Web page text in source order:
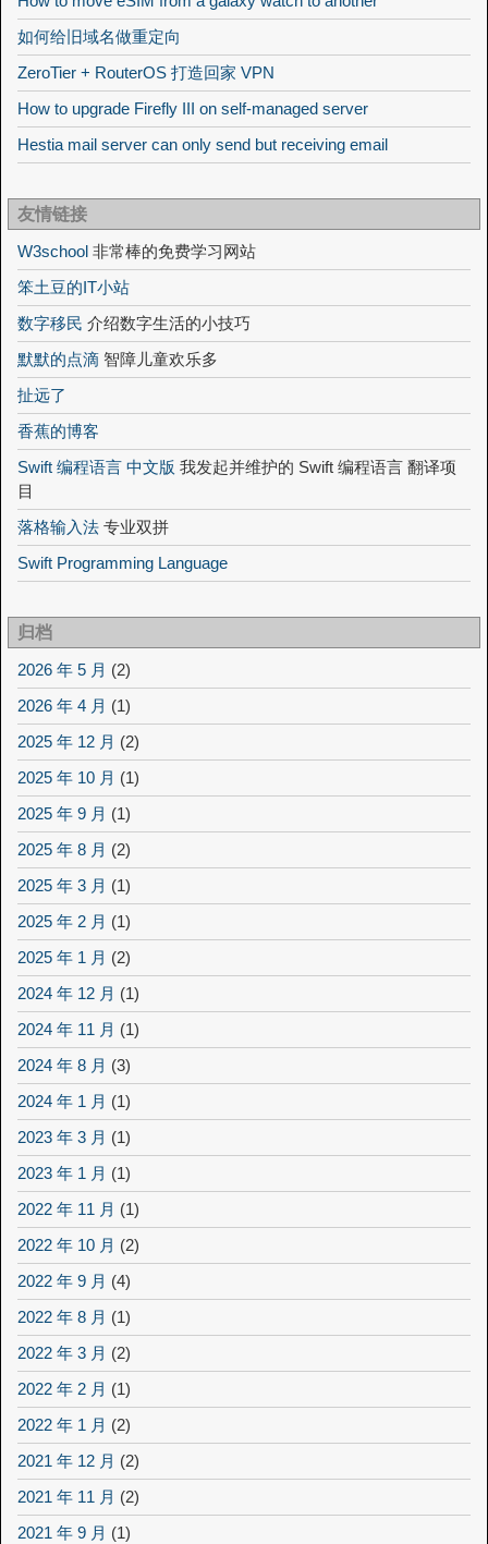
如何给旧域名做重定向
ZeroTier + RouterOS 打造回家 VPN
How to upgrade Firefly III on self-managed server
Hestia mail server can only send but receiving email
友情链接
W3school 非常棒的免费学习网站
笨土豆的IT小站
数字移民 介绍数字生活的小技巧
默默的点滴 智障儿童欢乐多
扯远了
香蕉的博客
Swift 编程语言 中文版 我发起并维护的 Swift 编程语言 翻译项
目
落格输入法 专业双拼
Swift Programming Language
归档
2026 年 5 月 (2)
2026 年 4 月 (1)
2025 年 12 月 (2)
2025 年 10 月 (1)
2025 年 9 月 (1)
2025 年 8 月 (2)
2025 年 3 月 (1)
2025 年 2 月 (1)
2025 年 1 月 (2)
2024 年 12 月 (1)
2024 年 11 月 (1)
2024 年 8 月 (3)
2024 年 1 月 (1)
2023 年 3 月 (1)
2023 年 1 月 (1)
2022 年 11 月 (1)
2022 年 10 月 (2)
2022 年 9 月 (4)
2022 年 8 月 (1)
2022 年 3 月 (2)
2022 年 2 月 (1)
2022 年 1 月 (2)
2021 年 12 月 (2)
2021 年 11 月 (2)
2021 年 9 月 (1)